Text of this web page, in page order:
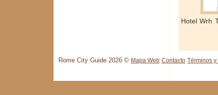
Hotel Wrh
Rome City Guide 2026 © Mapa Web Contacto Términos